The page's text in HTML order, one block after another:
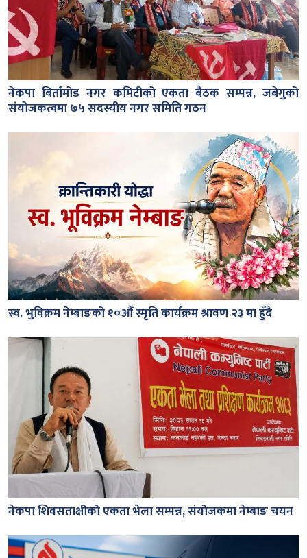
नेकपा बिर्तामोड नगर कमिटीको एकता बैठक सम्पन्न, जबेगुको
संयोजकत्वमा ७५ सदस्यीय नगर समिति गठन
स्व. भुविक्रम नेम्बाङको १०औँ स्मृति कार्यक्रम श्रावण २३ मा हुँदै
नेकपा शिवसताक्षीको एकता भेला सम्पन्न, संयोजकमा नेम्बाङ चयन